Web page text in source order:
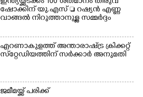
ഷോക്കിന് യു.എസ്  റഷ്യൻ എണ്ണ
വാങ്ങൽ നിറുത്താനുള്ള സമ്മർദ്ദം
എറണാകുളത്ത് അന്താരാഷ്ട്ര ക്രിക്കറ്റ്
സ്‌റ്റേഡിയത്തിന് സർക്കാർ അനുമതി
ജമീമയ്ക്ക് പരിക്ക്